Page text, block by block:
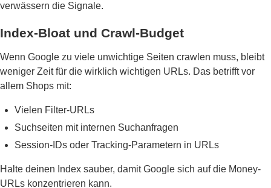
verwässern die Signale.
Index-Bloat und Crawl-Budget
Wenn Google zu viele unwichtige Seiten crawlen muss, bleibt
weniger Zeit für die wirklich wichtigen URLs. Das betrifft vor
allem Shops mit:
Vielen Filter-URLs
Suchseiten mit internen Suchanfragen
Session-IDs oder Tracking-Parametern in URLs
Halte deinen Index sauber, damit Google sich auf die Money-
URLs konzentrieren kann.